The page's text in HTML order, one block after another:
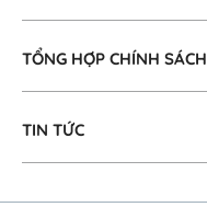
TỔNG HỢP CHÍNH SÁCH
TIN TỨC